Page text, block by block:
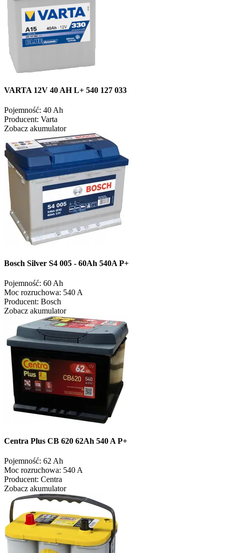
VARTA 12V 40 AH L+ 540 127 033
Pojemność: 40 Ah
Producent: Varta
Zobacz akumulator
Bosch Silver S4 005 - 60Ah 540A P+
Pojemność: 60 Ah
Moc rozruchowa: 540 A
Producent: Bosch
Zobacz akumulator
Centra Plus CB 620 62Ah 540 A P+
Pojemność: 62 Ah
Moc rozruchowa: 540 A
Producent: Centra
Zobacz akumulator